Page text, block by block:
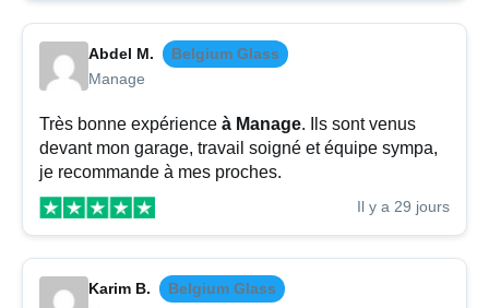
Abdel M.
Belgium Glass
Manage
Très bonne expérience à Manage. Ils sont venus
devant mon garage, travail soigné et équipe sympa,
je recommande à mes proches.
Il y a 29 jours
Karim B.
Belgium Glass